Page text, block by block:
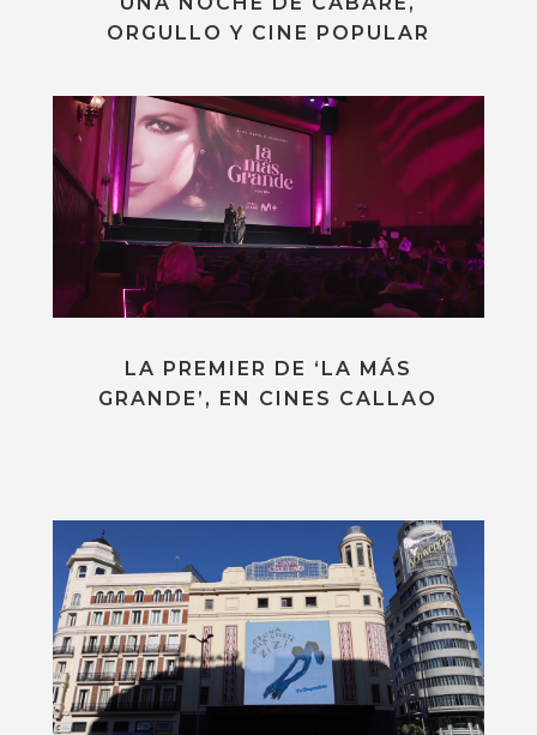
ORGULLO Y CINE POPULAR
LA PREMIER DE ‘LA MÁS
GRANDE’, EN CINES CALLAO